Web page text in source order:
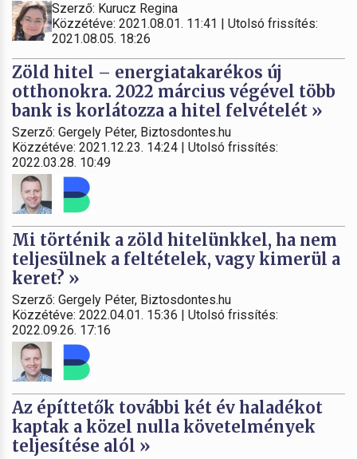
Szerző: Kurucz Regina
Közzétéve: 2021.08.01. 11:41 | Utolsó frissítés:
2021.08.05. 18:26
Zöld hitel – energiatakarékos új
otthonokra. 2022 március végével több
bank is korlátozza a hitel felvételét »
Szerző: Gergely Péter, Biztosdontes.hu
Közzétéve: 2021.12.23. 14:24 | Utolsó frissítés:
2022.03.28. 10:49
Mi történik a zöld hitelünkkel, ha nem
teljesülnek a feltételek, vagy kimerül a
keret? »
Szerző: Gergely Péter, Biztosdontes.hu
Közzétéve: 2022.04.01. 15:36 | Utolsó frissítés:
2022.09.26. 17:16
Az építtetők további két év haladékot
kaptak a közel nulla követelmények
teljesítése alól »